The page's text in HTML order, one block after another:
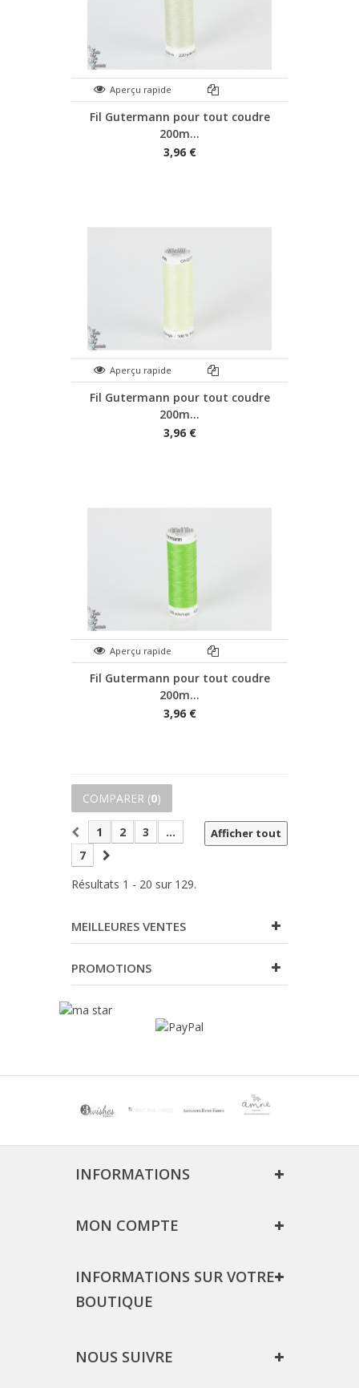
Aperçu rapide
Fil Gutermann pour tout coudre
200m...
3,96 €
Aperçu rapide
Fil Gutermann pour tout coudre
200m...
3,96 €
Aperçu rapide
Fil Gutermann pour tout coudre
200m...
3,96 €
COMPARER (0)
Afficher tout
1 2 3
...
7
Résultats 1 - 20 sur 129.
MEILLEURES VENTES
PROMOTIONS
INFORMATIONS
MON COMPTE
INFORMATIONS SUR VOTRE
BOUTIQUE
NOUS SUIVRE